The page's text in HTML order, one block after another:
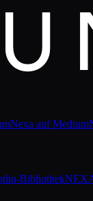
Nexa auf Medium
Bibliothek